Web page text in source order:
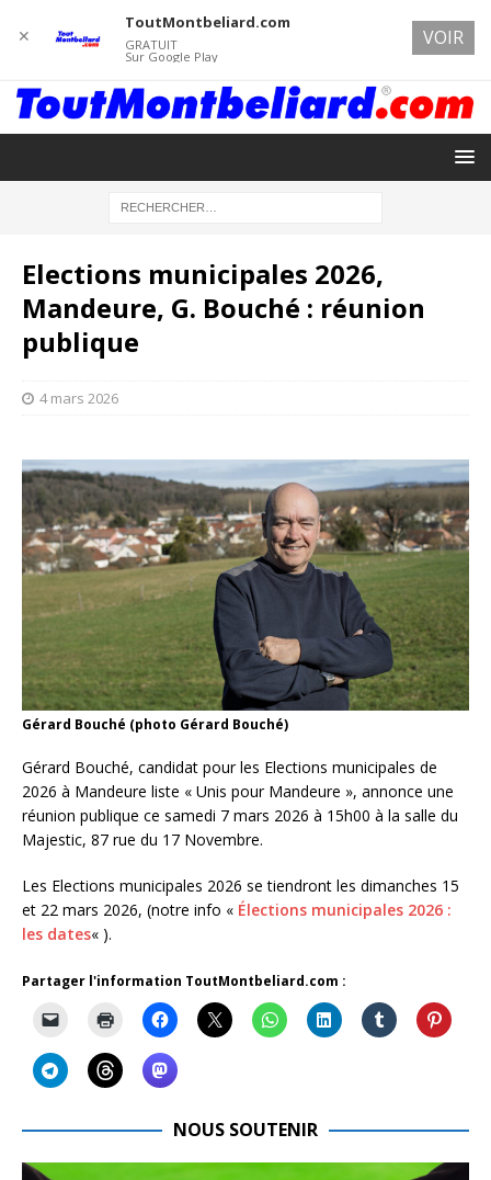
Elections municipales 2026,
Mandeure, G. Bouché : réunion
publique
4 mars 2026
Gérard Bouché (photo Gérard Bouché)
Gérard Bouché, candidat pour les Elections municipales de
2026 à Mandeure liste « Unis pour Mandeure », annonce une
réunion publique ce samedi 7 mars 2026 à 15h00 à la salle du
Majestic, 87 rue du 17 Novembre.
Les Elections municipales 2026 se tiendront les dimanches 15
et 22 mars 2026, (notre info « Élections municipales 2026 :
les dates« ).
Partager l'information ToutMontbeliard.com :
NOUS SOUTENIR
✕
ToutMontbeliard.com
GRATUIT
Sur Google Play
VOIR